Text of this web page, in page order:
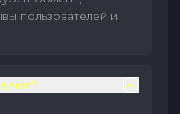
пользователей и